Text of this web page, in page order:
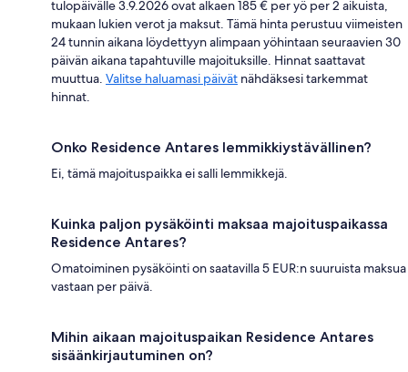
tulopäivälle 3.9.2026 ovat alkaen 185 € per yö per 2 aikuista,
mukaan lukien verot ja maksut. Tämä hinta perustuu viimeisten
24 tunnin aikana löydettyyn alimpaan yöhintaan seuraavien 30
päivän aikana tapahtuville majoituksille. Hinnat saattavat
muuttua. Valitse haluamasi päivät nähdäksesi tarkemmat
hinnat.
Onko Residence Antares lemmikkiystävällinen?
Ei, tämä majoituspaikka ei salli lemmikkejä.
Kuinka paljon pysäköinti maksaa majoituspaikassa
Residence Antares?
Omatoiminen pysäköinti on saatavilla 5 EUR:n suuruista maksua
vastaan per päivä.
Mihin aikaan majoituspaikan Residence Antares
sisäänkirjautuminen on?